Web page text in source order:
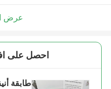
عرض
احصل على